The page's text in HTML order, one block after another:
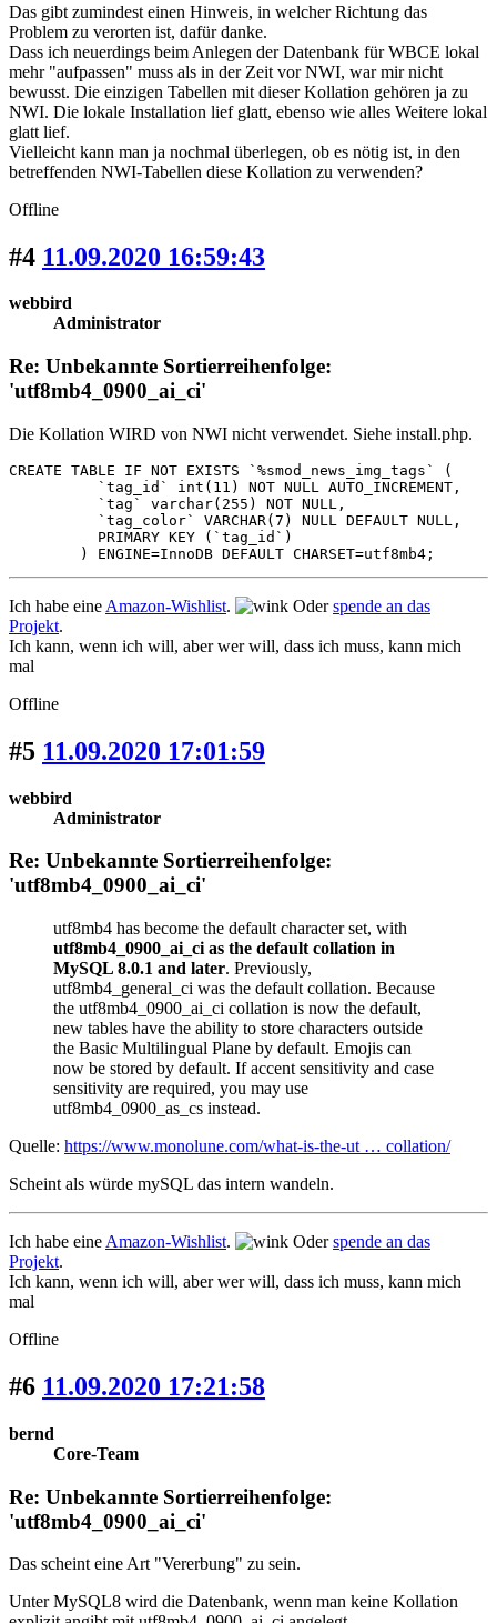
Das gibt zumindest einen Hinweis, in welcher Richtung das
Problem zu verorten ist, dafür danke.
Dass ich neuerdings beim Anlegen der Datenbank für WBCE lokal
mehr "aufpassen" muss als in der Zeit vor NWI, war mir nicht
bewusst. Die einzigen Tabellen mit dieser Kollation gehören ja zu
NWI. Die lokale Installation lief glatt, ebenso wie alles Weitere lokal
glatt lief.
Vielleicht kann man ja nochmal überlegen, ob es nötig ist, in den
betreffenden NWI-Tabellen diese Kollation zu verwenden?
Offline
#4 11.09.2020 16:59:43
webbird
Administrator
Re: Unbekannte Sortierreihenfolge:
'utf8mb4_0900_ai_ci'
Die Kollation WIRD von NWI nicht verwendet. Siehe install.php.
CREATE TABLE IF NOT EXISTS `%smod_news_img_tags` (
          `tag_id` int(11) NOT NULL AUTO_INCREMENT,
          `tag` varchar(255) NOT NULL,
          `tag_color` VARCHAR(7) NULL DEFAULT NULL,
          PRIMARY KEY (`tag_id`)
        ) ENGINE=InnoDB DEFAULT CHARSET=utf8mb4;
Ich habe eine Amazon-Wishlist. Oderspende an das
Projekt.
Ich kann, wenn ich will, aber wer will, dass ich muss, kann mich
mal
Offline
#5 11.09.2020 17:01:59
webbird
Administrator
Re: Unbekannte Sortierreihenfolge:
'utf8mb4_0900_ai_ci'
utf8mb4 has become the default character set, with
utf8mb4_0900_ai_ci as the default collation in
MySQL 8.0.1 and later. Previously,
utf8mb4_general_ci was the default collation. Because
the utf8mb4_0900_ai_ci collation is now the default,
new tables have the ability to store characters outside
the Basic Multilingual Plane by default. Emojis can
now be stored by default. If accent sensitivity and case
sensitivity are required, you may use
utf8mb4_0900_as_cs instead.
Quelle: https://www.monolune.com/what-is-the-ut … collation/
Scheint als würde mySQL das intern wandeln.
Ich habe eine Amazon-Wishlist. Oderspende an das
Projekt.
Ich kann, wenn ich will, aber wer will, dass ich muss, kann mich
mal
Offline
#6 11.09.2020 17:21:58
bernd
Core-Team
Re: Unbekannte Sortierreihenfolge:
'utf8mb4_0900_ai_ci'
Das scheint eine Art "Vererbung" zu sein.
Unter MySQL8 wird die Datenbank, wenn man keine Kollation